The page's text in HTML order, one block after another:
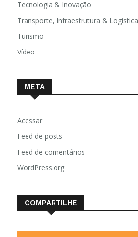
Tecnologia & Inovação
Transporte, Infraestrutura & Logística
Turismo
Vídeo
META
Acessar
Feed de posts
Feed de comentários
WordPress.org
COMPARTILHE